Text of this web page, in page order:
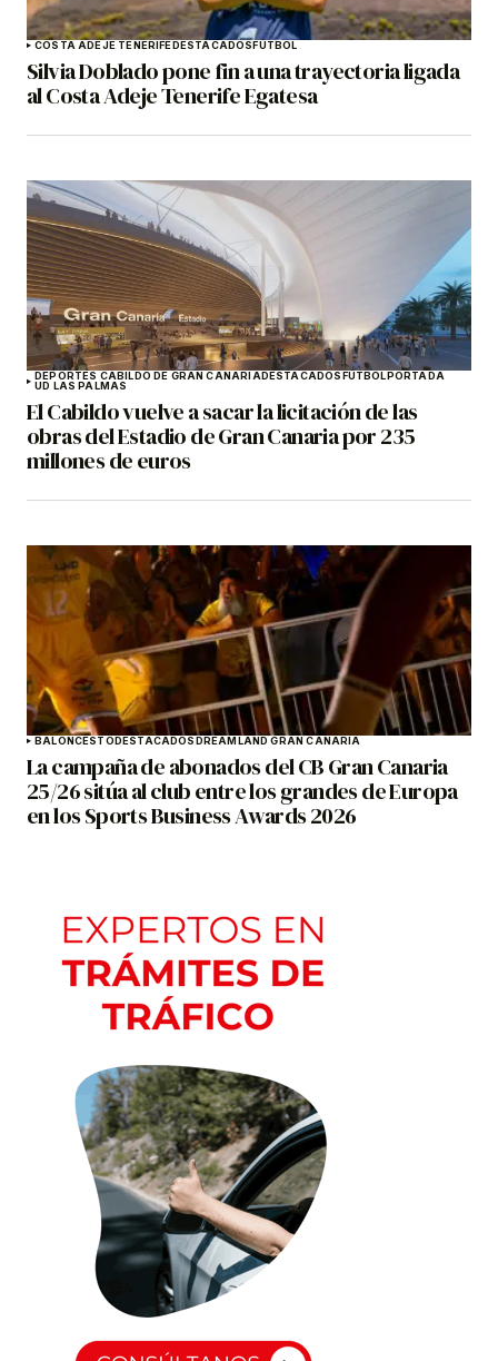
COSTA ADEJE TENERIFEDESTACADOSFÚTBOL
Silvia Doblado pone fin a una trayectoria ligada
al Costa Adeje Tenerife Egatesa
DEPORTES CABILDO DE GRAN CANARIADESTACADOSFÚTBOLPORTADA
UD LAS PALMAS
El Cabildo vuelve a sacar la licitación de las
obras del Estadio de Gran Canaria por 235
millones de euros
BALONCESTODESTACADOSDREAMLAND GRAN CANARIA
La campaña de abonados del CB Gran Canaria
25/26 sitúa al club entre los grandes de Europa
en los Sports Business Awards 2026